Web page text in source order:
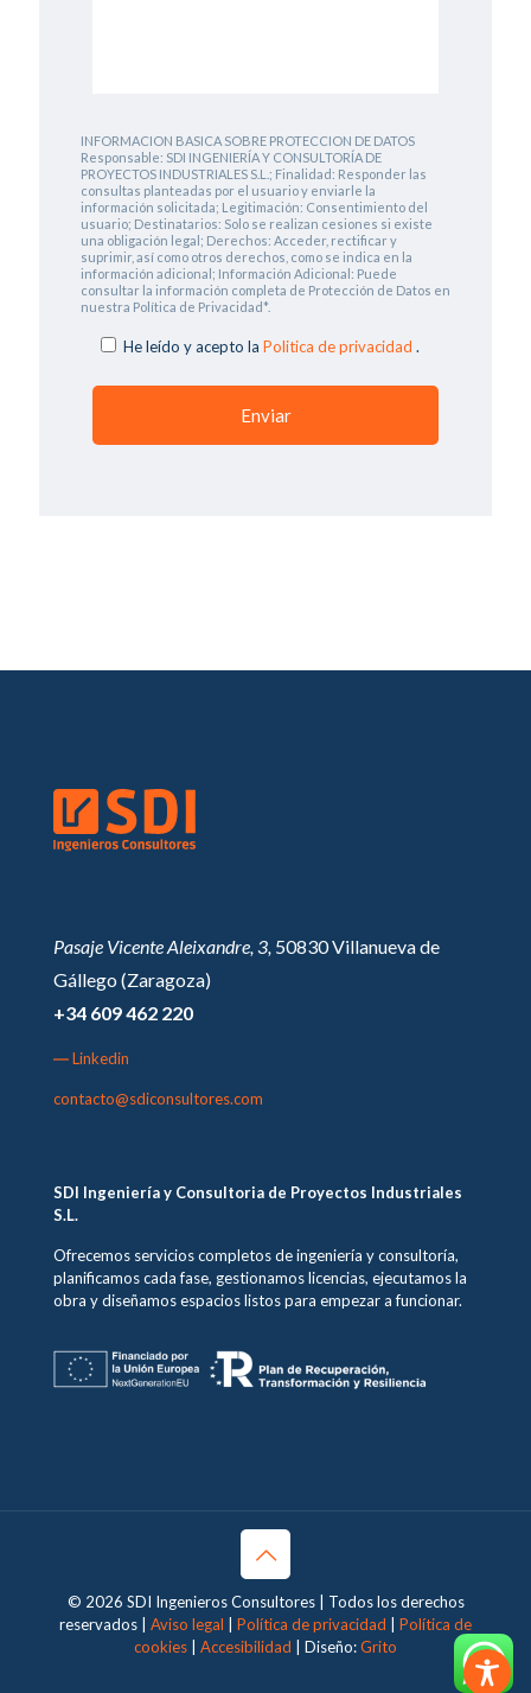
INFORMACION BASICA SOBRE PROTECCION DE DATOS
Responsable: SDI INGENIERÍA Y CONSULTORÍA DE
PROYECTOS INDUSTRIALES S.L.; Finalidad: Responder las
consultas planteadas por el usuario y enviarle la
información solicitada; Legitimación: Consentimiento del
usuario; Destinatarios: Solo se realizan cesiones si existe
una obligación legal; Derechos: Acceder, rectificar y
suprimir, así como otros derechos, como se indica en la
información adicional; Información Adicional: Puede
consultar la información completa de Protección de Datos en
nuestra Política de Privacidad*.
He leído y acepto la Politica de privacidad .
Pasaje Vicente Aleixandre, 3, 50830 Villanueva de
Gállego (Zaragoza)
+34 609 462 220
― Linkedin
contacto@sdiconsultores.com
SDI Ingeniería y Consultoria de Proyectos Industriales
S.L.
Ofrecemos servicios completos de ingeniería y consultoría,
planificamos cada fase, gestionamos licencias, ejecutamos la
obra y diseñamos espacios listos para empezar a funcionar.
© 2026 SDI Ingenieros Consultores | Todos los derechos
reservados | Aviso legal Política de privacidad
Política de
cookies
Accesibilidad | Diseño:Grito